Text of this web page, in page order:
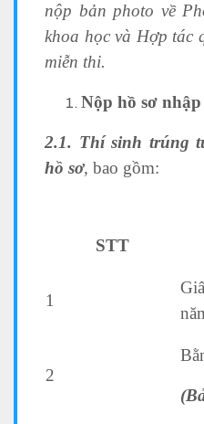
nộp bản photo về
khoa học và Hợp tác
miễn thi.
Nộp hồ sơ
2.1. Thí sinh trúng
hồ sơ, bao gồm:
STT
1
2